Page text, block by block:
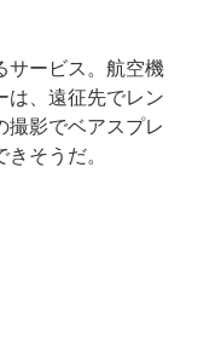
サービス。航空機
は、遠征先でレン
撮影でベアスプレ
そうだ。